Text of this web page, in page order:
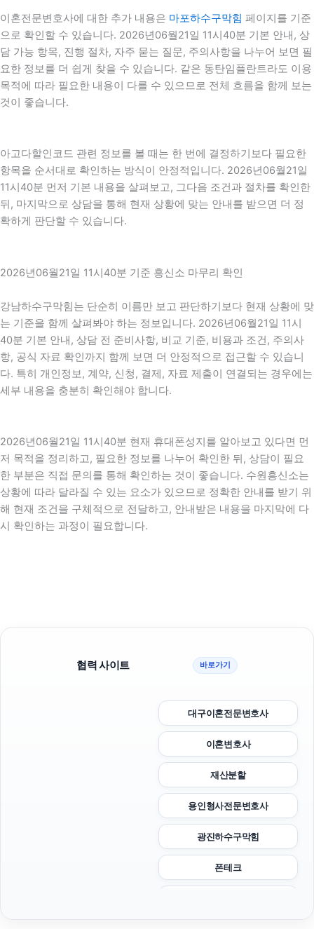
이혼전문변호사에 대한 추가 내용은 마포하수구막힘 페이지를 기준
으로 확인할 수 있습니다. 2026년06월21일 11시40분 기본 안내, 상
담 가능 항목, 진행 절차, 자주 묻는 질문, 주의사항을 나누어 보면 필
요한 정보를 더 쉽게 찾을 수 있습니다. 같은 동탄임플란트라도 이용
목적에 따라 필요한 내용이 다를 수 있으므로 전체 흐름을 함께 보는
것이 좋습니다.
아고다할인코드 관련 정보를 볼 때는 한 번에 결정하기보다 필요한
항목을 순서대로 확인하는 방식이 안정적입니다. 2026년06월21일
11시40분 먼저 기본 내용을 살펴보고, 그다음 조건과 절차를 확인한
뒤, 마지막으로 상담을 통해 현재 상황에 맞는 안내를 받으면 더 정
확하게 판단할 수 있습니다.
2026년06월21일 11시40분 기준 흥신소 마무리 확인
강남하수구막힘는 단순히 이름만 보고 판단하기보다 현재 상황에 맞
는 기준을 함께 살펴봐야 하는 정보입니다. 2026년06월21일 11시
40분 기본 안내, 상담 전 준비사항, 비교 기준, 비용과 조건, 주의사
항, 공식 자료 확인까지 함께 보면 더 안정적으로 접근할 수 있습니
다. 특히 개인정보, 계약, 신청, 결제, 자료 제출이 연결되는 경우에는
세부 내용을 충분히 확인해야 합니다.
2026년06월21일 11시40분 현재 휴대폰성지를 알아보고 있다면 먼
저 목적을 정리하고, 필요한 정보를 나누어 확인한 뒤, 상담이 필요
한 부분은 직접 문의를 통해 확인하는 것이 좋습니다. 수원흥신소는
상황에 따라 달라질 수 있는 요소가 있으므로 정확한 안내를 받기 위
해 현재 조건을 구체적으로 전달하고, 안내받은 내용을 마지막에 다
시 확인하는 과정이 필요합니다.
협력 사이트 바로가기
대구이혼전문변호사
이혼변호사
재산분할
용인형사전문변호사
광진하수구막힘
폰테크